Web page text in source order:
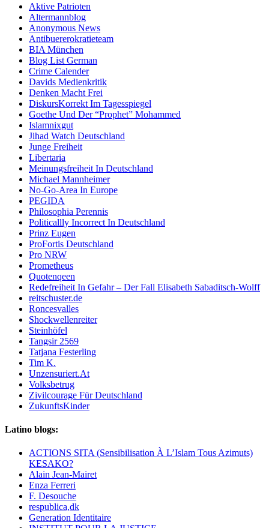
Aktive Patrioten
Altermannblog
Anonymous News
Antibuererokratieteam
BIA München
Blog List German
Crime Calender
Davids Medienkritik
Denken Macht Frei
DiskursKorrekt Im Tagesspiegel
Goethe Und Der “Prophet” Mohammed
Islamnixgut
Jihad Watch Deutschland
Junge Freiheit
Libertaria
Meinungsfreiheit In Deutschland
Michael Mannheimer
No-Go-Area In Europe
PEGIDA
Philosophia Perennis
Politicallly Incorrect In Deutschland
Prinz Eugen
ProFortis Deutschland
Pro NRW
Prometheus
Quotenqeen
Redefreiheit In Gefahr – Der Fall Elisabeth Sabaditsch-Wolff
reitschuster.de
Roncesvalles
Shockwellenreiter
Steinhöfel
Tangsir 2569
Tatjana Festerling
Tim K.
Unzensuriert.At
Volksbetrug
Zivilcourage Für Deutschland
ZukunftsKinder
Latino blogs:
ACTIONS SITA (Sensibilisation À L’Islam Tous Azimuts)
KESAKO?
Alain Jean-Mairet
Enza Ferreri
F. Desouche
respublica,dk
Generation Identitaire